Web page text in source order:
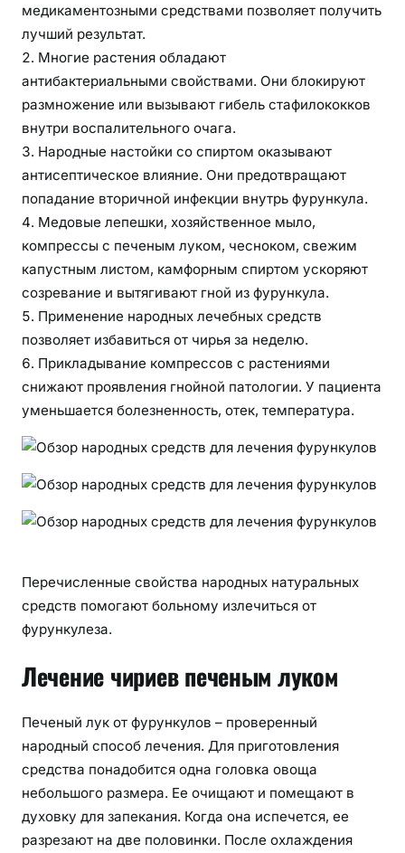
медикаментозными средствами позволяет получить
лучший результат.
Многие растения обладают
антибактериальными свойствами. Они блокируют
размножение или вызывают гибель стафилококков
внутри воспалительного очага.
Народные настойки со спиртом оказывают
антисептическое влияние. Они предотвращают
попадание вторичной инфекции внутрь фурункула.
Медовые лепешки, хозяйственное мыло,
компрессы с печеным луком, чесноком, свежим
капустным листом, камфорным спиртом ускоряют
созревание и вытягивают гной из фурункула.
Применение народных лечебных средств
позволяет избавиться от чирья за неделю.
Прикладывание компрессов с растениями
снижают проявления гнойной патологии. У пациента
уменьшается болезненность, отек, температура.
Перечисленные свойства народных натуральных
средств помогают больному излечиться от
фурункулеза.
Лечение чириев печеным луком
Печеный лук от фурункулов – проверенный
народный способ лечения. Для приготовления
средства понадобится одна головка овоща
небольшого размера. Ее очищают и помещают в
духовку для запекания. Когда она испечется, ее
разрезают на две половинки. После охлаждения